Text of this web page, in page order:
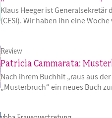
Klaus Heeger ist
(CESI). Wir haben ihn eine
Review
Patricia Cammarata:
Nach ihrem Buchhit „raus aus
„Musterbruch“ ein neues Buch